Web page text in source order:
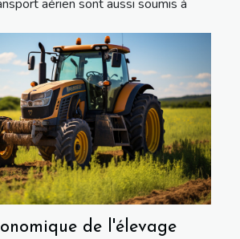
aérien sont aussi soumis à
de l'élevage